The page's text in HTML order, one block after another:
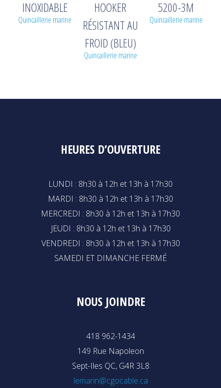
INOXIDABLE
Quincaillerie marine
HOOKER
RÉSISTANT AU
FROID (BLEU)
Quincaillerie marine
5200-3M
Quincaillerie marine
HEURES D’OUVERTURE
LUNDI : 8h30 à 12h et 13h à 17h30
MARDI : 8h30 à 12h et 13h à 17h30
MERCREDI : 8h30 à 12h et 13h à 17h30
JEUDI : 8h30 à 12h et 13h à 17h30
VENDREDI : 8h30 à 12h et 13h à 17h30
SAMEDI ET DIMANCHE FERMÉ
NOUS JOINDRE
418 962-1434
149 Rue Napoleon
Sept-Iles QC, G4R 3L8
lemarin@cgocable.ca